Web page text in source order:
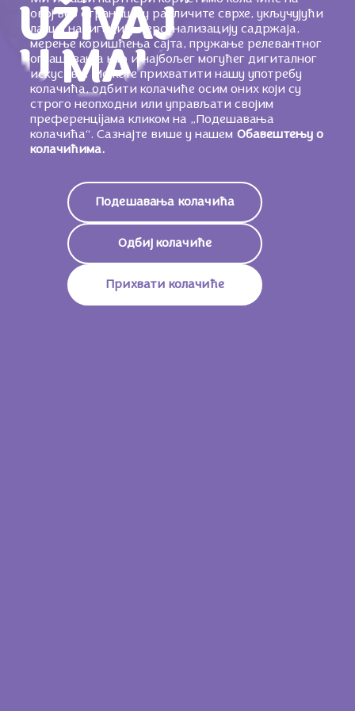
UŽIVAJ
U MALIM
TRENUCIMA
Pokažimo ljudima oko sebe koliko ih
zahvalnost svakim malim, iskrenim
gestom.
овој веб страници у различите сврхе, укључујући
лакшу навигацију, персонализацију садржаја,
мерење коришћења сајта, пружање релевантног
оглашавања као и најбољег могућег дигиталног
искуства. Можете прихватити нашу употребу
колачића, одбити колачиће осим оних који су
строго неопходни или управљати својим
преференцijама кликом на „Подешавања
колачића“. Сазнајте више у нашем Обавештењу о
колачићима.
Подешавања колачића
Одбиј колачиће
Прихвати колачиће